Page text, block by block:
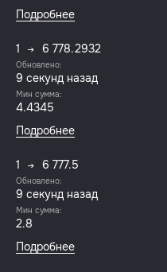
Подробнее
1 6 778.2932
Обновлено:
10 секунд назад
Мин сумма:
4.4345
Подробнее
1 6 777.5
Обновлено:
10 секунд назад
Мин сумма:
2.8
Подробнее